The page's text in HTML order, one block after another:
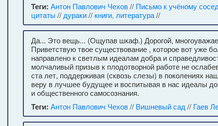
Теги: Антон Павлович Чехов// Письмо к учёному
цитаты // дураки// книги, литература//
Да... Это вещь... (Ощупав шкаф.) Дорогой,
Приветствую твое существование , которое вот уже
направлено к светлым идеалам добра и
молчаливый призыв к плодотворной работе не
ста лет, поддерживая (сквозь слезы) в поколениях
веру в лучшее будущее и воспитывая в нас идеалы
и общественного самосознания.
Теги: Антон Павлович Чехов// Вишневый сад // Гаев